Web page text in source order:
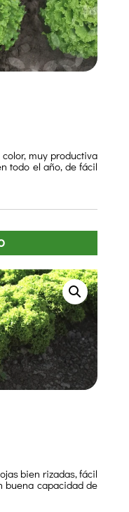
muy productiva
todo el año, de fácil
bien rizadas, fácil
buena capacidad de